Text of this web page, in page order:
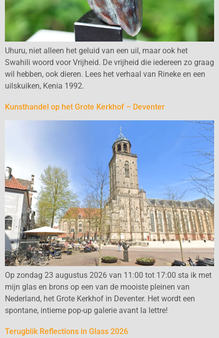
Uhuru, niet alleen het geluid van een uil, maar ook het
Swahili woord voor Vrijheid. De vrijheid die iedereen zo graag
wil hebben, ook dieren. Lees het verhaal van Rineke en een
uilskuiken, Kenia 1992.
Kunsthandel op het Grote Kerkhof – Deventer
Op zondag 23 augustus 2026 van 11:00 tot 17:00 sta ik met
mijn glas en brons op een van de mooiste pleinen van
Nederland, het Grote Kerkhof in Deventer. Het wordt een
spontane, intieme pop-up galerie avant la lettre!
Terugblik Reflections in Glass 2026